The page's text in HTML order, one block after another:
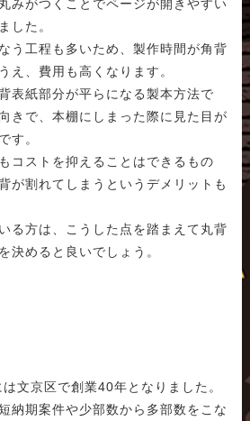
みがつくことでページが開きやすい
した。
う工程も多いため、製作時間が角背
え、費用も高くなります。
表紙部分が平らになる製本方法で
きで、本棚にしまった際に見た目が
す。
コストを抑えることはできるもの
が割れてしまうというデメリットも
る方は、こうした点を踏まえて丸背
決めると良いでしょう。
文京区で創業40年となりました。
納期案件や少部数から多部数をこな